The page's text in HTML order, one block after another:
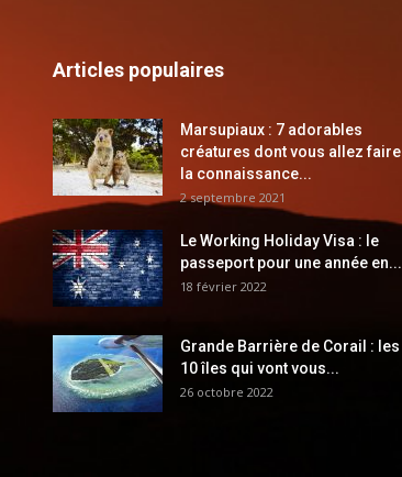
Articles populaires
Marsupiaux : 7 adorables
créatures dont vous allez faire
la connaissance...
2 septembre 2021
Le Working Holiday Visa : le
passeport pour une année en...
18 février 2022
Grande Barrière de Corail : les
10 îles qui vont vous...
26 octobre 2022